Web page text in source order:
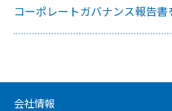
コーポレートガバナンス報告書
会社情報